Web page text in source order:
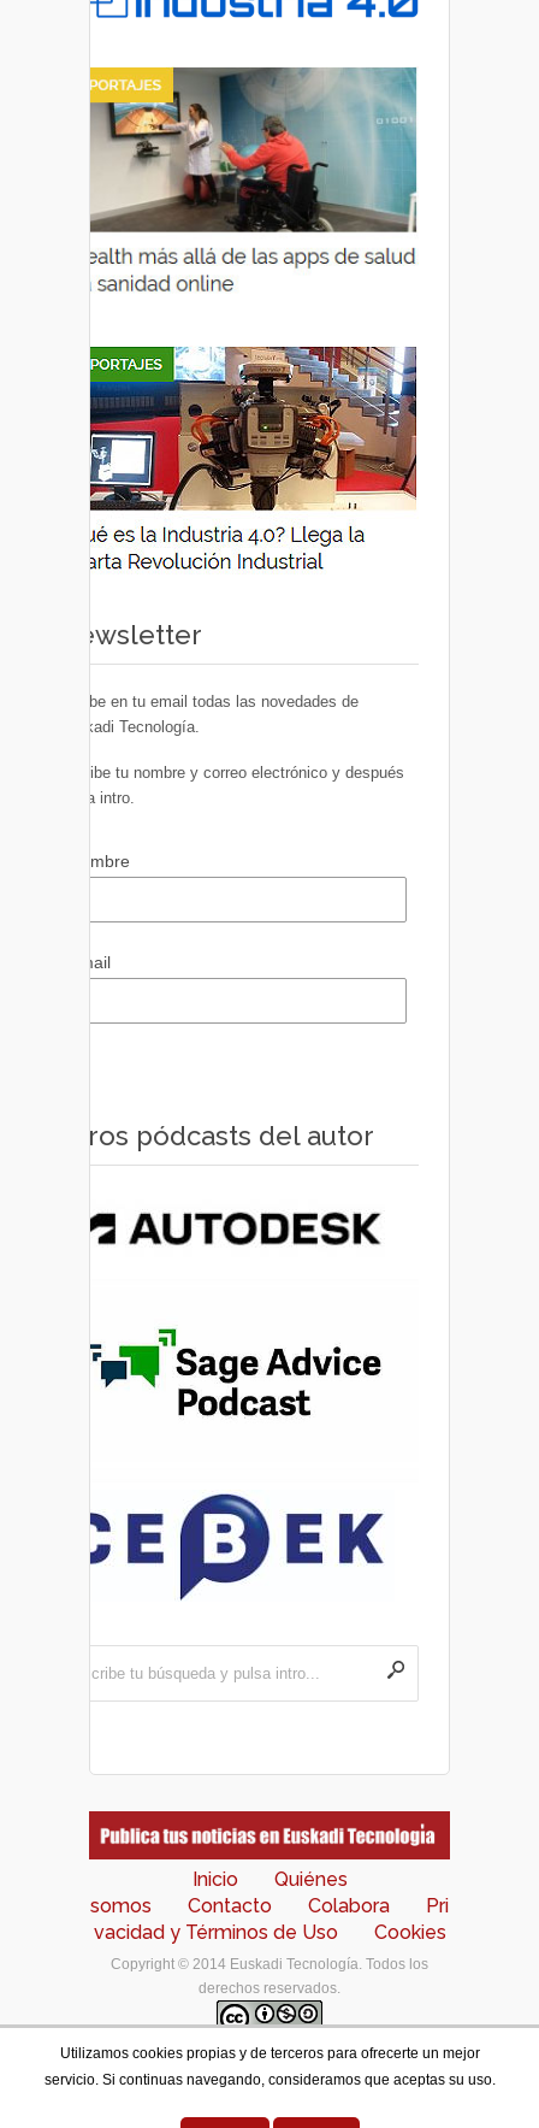
Newsletter
Recibe en tu email todas las novedades de
Euskadi Tecnología.
Escribe tu nombre y correo electrónico y después
pulsa intro.
Nombre
Email
Otros pódcasts del autor
Inicio
Quiénes
somos
Contacto Colabora
Pri
vacidad y Términos de Uso
Cookies
Copyright © 2014 Euskadi Tecnología. Todos los
derechos reservados.
Los contenidos de este portal están bajo unalicencia
de Creative Commons Reconocimiento-NoComercial-
Utilizamos cookies propias y de terceros para ofrecerte un mejor
servicio. Si continuas navegando, consideramos que aceptas su uso.